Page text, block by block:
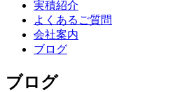
実積紹介
よくあるご質問
会社案内
ブログ
ブログ